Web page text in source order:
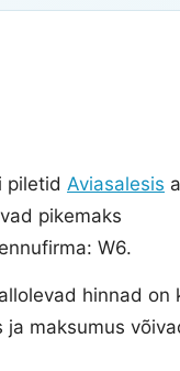
piletid Aviasalesis
pikemaks
W6.
hinnad on
maksumus